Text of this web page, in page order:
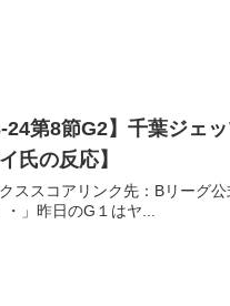
24第8節G2】千葉ジェ
イ氏の反応】
ススコアリンク先：Bリーグ
・」昨日のG１はヤ...